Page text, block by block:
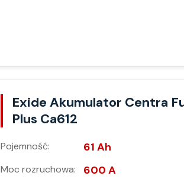
Exide Akumulator Centra
Plus Ca612
Pojemność: 61 Ah
Moc rozruchowa: 600 A